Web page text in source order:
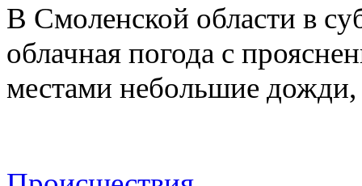
В Смоленской области в
облачная погода с
местами небольшие